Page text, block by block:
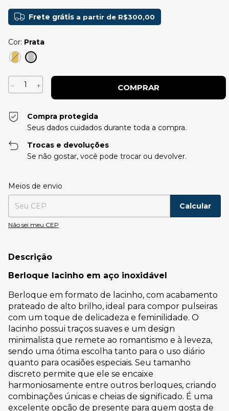
Frete grátis a partir de R$300,00
Cor: Prata
Compra protegida
Seus dados cuidados durante toda a compra.
Trocas e devoluções
Se não gostar, você pode trocar ou devolver.
Entregas para o CEP:
Meios de envio
Calcular
Não sei meu CEP
Descrição
Berloque lacinho em aço inoxidável
Berloque em formato de lacinho, com acabamento
prateado de alto brilho, ideal para compor pulseiras
com um toque de delicadeza e feminilidade. O
lacinho possui traços suaves e um design
minimalista que remete ao romantismo e à leveza,
sendo uma ótima escolha tanto para o uso diário
quanto para ocasiões especiais. Seu tamanho
discreto permite que ele se encaixe
harmoniosamente entre outros berloques, criando
combinações únicas e cheias de significado. É uma
excelente opção de presente para quem gosta de